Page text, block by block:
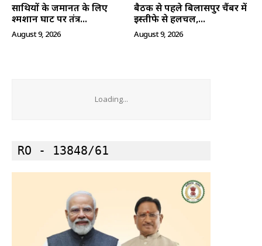
साथियों के जमानत के लिए
श्मशान घाट पर तंत्र...
August 9, 2026
बैठक से पहले बिलासपुर चैंबर में
इस्तीफे से हलचल,...
August 9, 2026
Loading...
RO - 13848/61